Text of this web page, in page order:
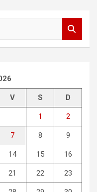
V S D
1 2
7 8 9
14 15 16
21 22 23